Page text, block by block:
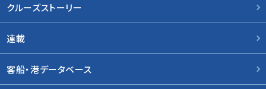
クルーズストーリー
連載
客船・港データベース